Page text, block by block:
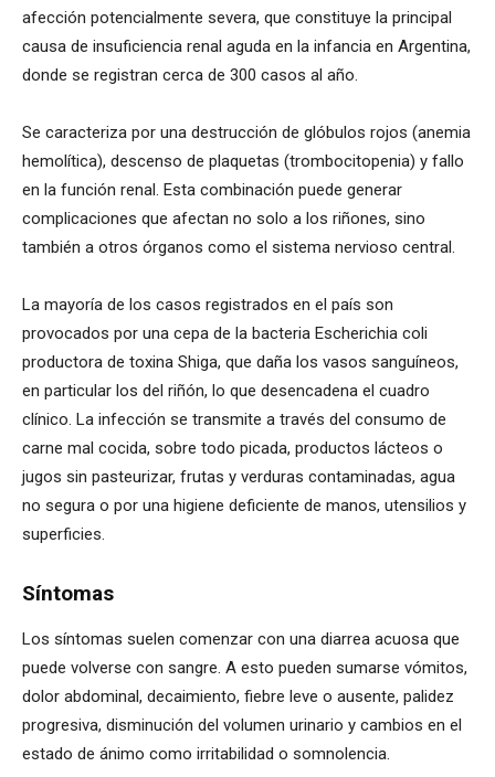
afección potencialmente severa, que constituye la principal
causa de insuficiencia renal aguda en la infancia en Argentina,
donde se registran cerca de 300 casos al año.
Se caracteriza por una destrucción de glóbulos rojos (anemia
hemolítica), descenso de plaquetas (trombocitopenia) y fallo
en la función renal. Esta combinación puede generar
complicaciones que afectan no solo a los riñones, sino
también a otros órganos como el sistema nervioso central.
La mayoría de los casos registrados en el país son
provocados por una cepa de la bacteria Escherichia coli
productora de toxina Shiga, que daña los vasos sanguíneos,
en particular los del riñón, lo que desencadena el cuadro
clínico. La infección se transmite a través del consumo de
carne mal cocida, sobre todo picada, productos lácteos o
jugos sin pasteurizar, frutas y verduras contaminadas, agua
no segura o por una higiene deficiente de manos, utensilios y
superficies.
Síntomas
Los síntomas suelen comenzar con una diarrea acuosa que
puede volverse con sangre. A esto pueden sumarse vómitos,
dolor abdominal, decaimiento, fiebre leve o ausente, palidez
progresiva, disminución del volumen urinario y cambios en el
estado de ánimo como irritabilidad o somnolencia.